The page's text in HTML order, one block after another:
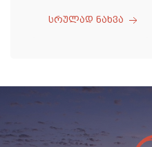
სრულად ნახვა